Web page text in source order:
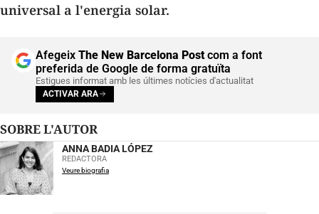
universal a l'energia solar.
Afegeix The New Barcelona Postcom a font
preferida de Google de forma gratuïta
Estigues informat amb les últimes notícies d'actualitat
ACTIVAR ARA
SOBRE L'AUTOR
ANNA BADIA LÓPEZ
REDACTORA
Veure biografia